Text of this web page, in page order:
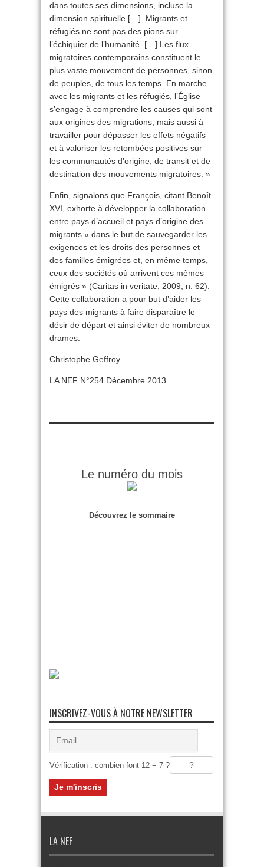
dans toutes ses dimensions, incluse la
dimension spirituelle […]. Migrants et
réfugiés ne sont pas des pions sur
l’échiquier de l’humanité. […] Les flux
migratoires contemporains constituent le
plus vaste mouvement de personnes, sinon
de peuples, de tous les temps. En marche
avec les migrants et les réfugiés, l’Église
s’engage à comprendre les causes qui sont
aux origines des migrations, mais aussi à
travailler pour dépasser les effets négatifs
et à valoriser les retombées positives sur
les communautés d’origine, de transit et de
destination des mouvements migratoires. »
Enfin, signalons que François, citant Benoît
XVI, exhorte à développer la collaboration
entre pays d’accueil et pays d’origine des
migrants « dans le but de sauvegarder les
exigences et les droits des personnes et
des familles émigrées et, en même temps,
ceux des sociétés où arrivent ces mêmes
émigrés » (Caritas in veritate, 2009, n. 62).
Cette collaboration a pour but d’aider les
pays des migrants à faire disparaître le
désir de départ et ainsi éviter de nombreux
drames.
Christophe Geffroy
LA NEF N°254 Décembre 2013
Le numéro du mois
Découvrez le sommaire
INSCRIVEZ-VOUS À NOTRE NEWSLETTER
Vérification : combien font 12 − 7 ?
LA NEF